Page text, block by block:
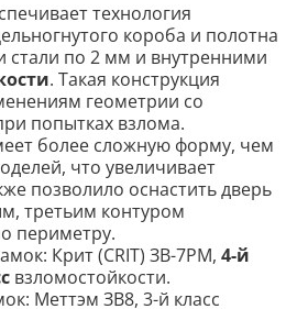
технология
короба и полотна
стали по 2 мм и внутренними
. Такая конструкция
геометрии со
попытках взлома.
более сложную форму, чем
что увеличивает
позволило оснастить дверь
третьим контуром
периметру.
Крит (CRIT) ЗВ-7РМ, 4-й
взломостойкости.
Меттэм ЗВ8, 3-й класс